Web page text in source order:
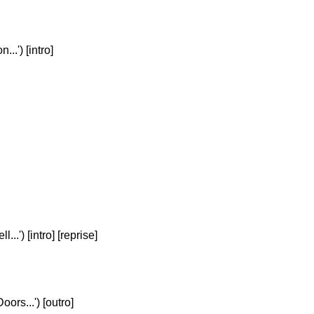
[intro]
[intro] [reprise]
[outro]